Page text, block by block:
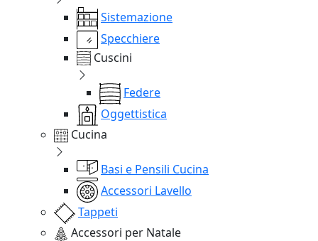
Sistemazione
Specchiere
Cuscini
Federe
Oggettistica
Cucina
Basi e Pensili Cucina
Accessori Lavello
Tappeti
Accessori per Natale